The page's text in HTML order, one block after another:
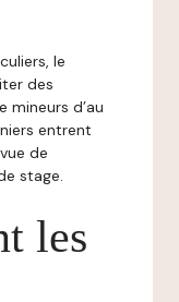
le
des
mineurs d’au
entrent
de
stage.
les